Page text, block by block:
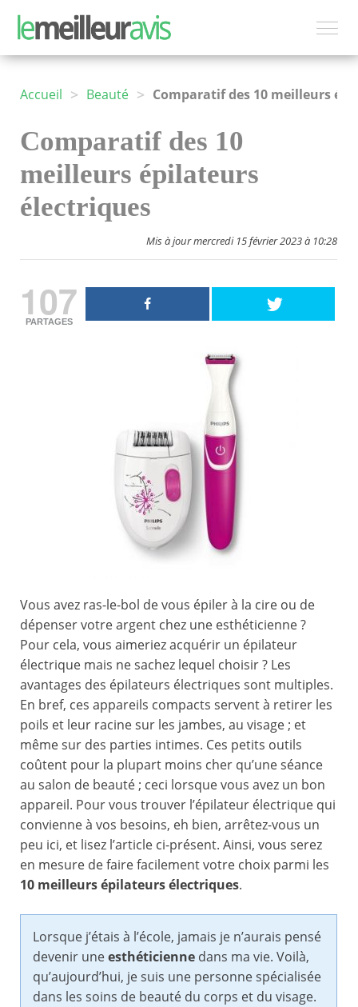
Accueil > Beauté >
Comparatif des 10
meilleurs épilateurs
électriques
Mis à jour mercredi 15 février 2023 à 10:28
107
PARTAGES
Vous avez ras-le-bol de vous épiler à la cire ou de
dépenser votre argent chez une esthéticienne ?
Pour cela, vous aimeriez acquérir un épilateur
électrique mais ne sachez lequel choisir ? Les
avantages des épilateurs électriques sont multiples.
En bref, ces appareils compacts servent à retirer les
poils et leur racine sur les jambes, au visage ; et
même sur des parties intimes. Ces petits outils
coûtent pour la plupart moins cher qu’une séance
au salon de beauté ; ceci lorsque vous avez un bon
appareil. Pour vous trouver l’épilateur électrique qui
convienne à vos besoins, eh bien, arrêtez-vous un
peu ici, et lisez l’article ci-présent. Ainsi, vous serez
en mesure de faire facilement votre choix parmi les
10 meilleurs épilateurs électriques.
Lorsque j’étais à l’école, jamais je n’aurais pensé
devenir uneesthéticienne dans ma vie. Voilà,
qu’aujourd’hui, je suis une personne spécialisée
dans les soins de beauté du corps et du visage.